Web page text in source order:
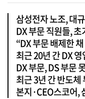
삼성전자 노조, 대
DX 부문 직원들,
“DX 부문 배제한
최근 20년 간 DX
DX 부문, DS 부문
최근 3년 간 반도체
본지·CEO스코어,